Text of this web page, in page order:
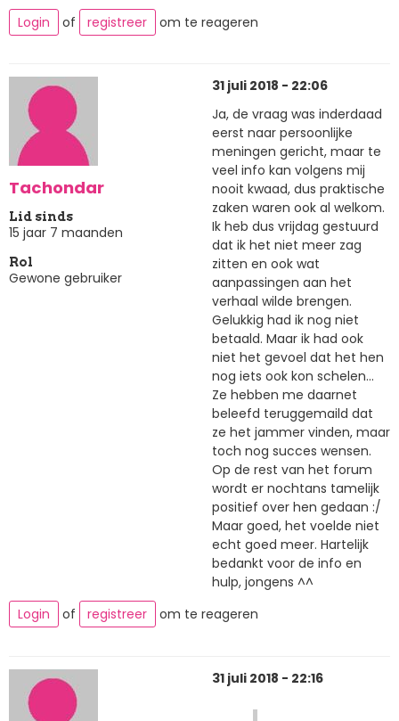
Login
of registreer om te reageren
Tachondar
Lid sinds
15 jaar 7 maanden
Rol
Gewone gebruiker
31 juli 2018 - 22:06
Ja, de vraag was inderdaad
eerst naar persoonlijke
meningen gericht, maar te
veel info kan volgens mij
nooit kwaad, dus praktische
zaken waren ook al welkom.
Ik heb dus vrijdag gestuurd
dat ik het niet meer zag
zitten en ook wat
aanpassingen aan het
verhaal wilde brengen.
Gelukkig had ik nog niet
betaald. Maar ik had ook
niet het gevoel dat het hen
nog iets ook kon schelen...
Ze hebben me daarnet
beleefd teruggemaild dat
ze het jammer vinden, maar
toch nog succes wensen.
Op de rest van het forum
wordt er nochtans tamelijk
positief over hen gedaan :/
Maar goed, het voelde niet
echt goed meer. Hartelijk
bedankt voor de info en
hulp, jongens ^^
Login
of registreer om te reageren
31 juli 2018 - 22:16